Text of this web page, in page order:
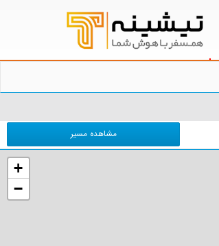
مشاهده مسیر
+
−